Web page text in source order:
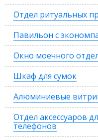
Отдел ритуальных
Павильон с
Окно моечного
Шкаф для сумок
Алюминиевые
Отдел аксессуаров
телефонов